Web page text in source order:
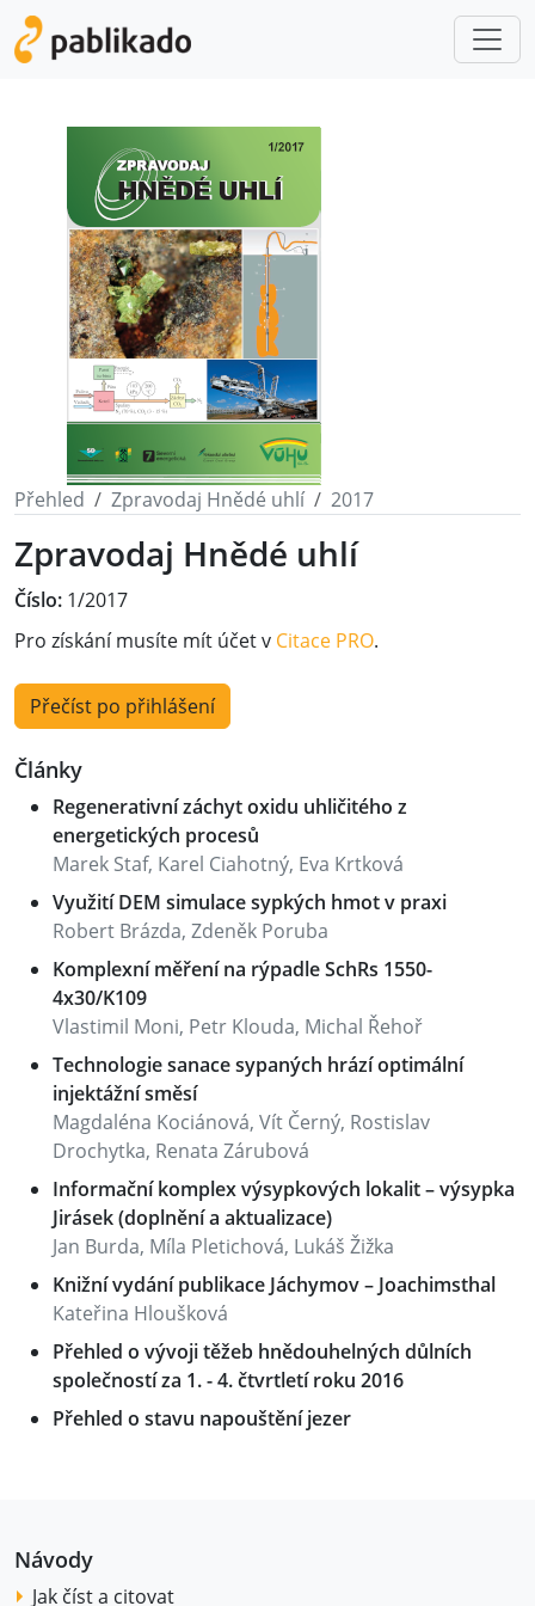
Přehled Zpravodaj Hnědé uhlí 2017
Zpravodaj Hnědé uhlí
Číslo: 1/2017
Pro získání musíte mít účet v Citace PRO.
Přečíst po přihlášení
Články
Regenerativní záchyt oxidu uhličitého z
energetických procesů
Marek Staf, Karel Ciahotný, Eva Krtková
Využití DEM simulace sypkých hmot v praxi
Robert Brázda, Zdeněk Poruba
Komplexní měření na rýpadle SchRs 1550-
4x30/K109
Vlastimil Moni, Petr Klouda, Michal Řehoř
Technologie sanace sypaných hrází optimální
injektážní směsí
Magdaléna Kociánová, Vít Černý, Rostislav
Drochytka, Renata Zárubová
Informační komplex výsypkových lokalit – výsypka
Jirásek (doplnění a aktualizace)
Jan Burda, Míla Pletichová, Lukáš Žižka
Knižní vydání publikace Jáchymov – Joachimsthal
Kateřina Hloušková
Přehled o vývoji těžeb hnědouhelných důlních
společností za 1. - 4. čtvrtletí roku 2016
Přehled o stavu napouštění jezer
Návody
Jak číst a citovat